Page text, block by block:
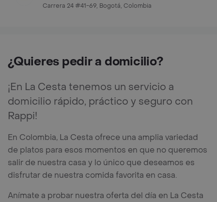
Carrera 24 #41-69, Bogotá, Colombia
¿Quieres pedir a domicilio?
¡En La Cesta tenemos un servicio a
domicilio rápido, práctico y seguro con
Rappi!
En Colombia, La Cesta ofrece una amplia variedad
de platos para esos momentos en que no queremos
salir de nuestra casa y lo único que deseamos es
disfrutar de nuestra comida favorita en casa.
Anímate a probar nuestra oferta del día en La Cesta